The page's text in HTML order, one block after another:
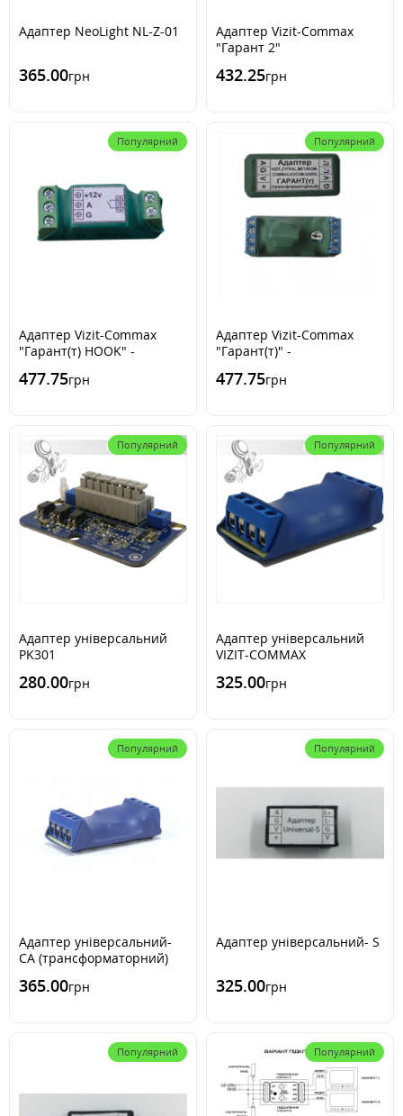
Адаптер NeoLight NL-Z-01
365.00грн
Адаптер Vizit-Commax
"Гарант 2"
432.25грн
Популярний
Адаптер Vizit-Commax
"Гарант(т) HOOK" -
477.75грн
Популярний
Адаптер Vizit-Commax
"Гарант(т)" -
477.75грн
Популярний
Адаптер універсальний
PK301
280.00грн
Популярний
Адаптер універсальний
VIZIT-COMMAX
325.00грн
Популярний
Адаптер універсальний-
CA (трансформаторний)
365.00грн
Популярний
Адаптер універсальний- S
325.00грн
Популярний Популярний